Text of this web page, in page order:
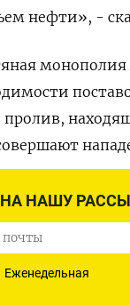
НАШУ
Еженедельная
нефти», -
на востоке
более быстрый
сказал ее глава